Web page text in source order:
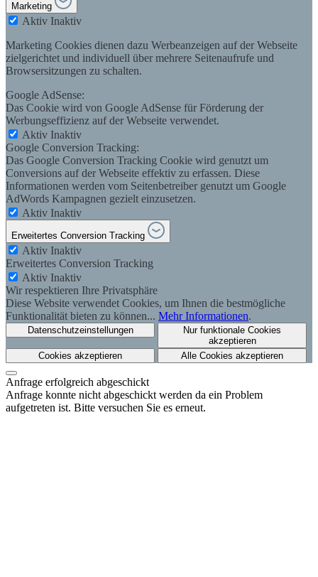
Marketing
Aktiv Inaktiv
Marketing Cookies dienen dazu Werbeanzeigen auf der Webseite
zielgerichtet und individuell über mehrere Seitenaufrufe und
Browsersitzungen zu schalten.
Google AdSense:
Das Cookie wird von Google AdSense für Förderung der
Werbungseffizienz auf der Webseite verwendet.
Aktiv Inaktiv
Google Conversion Tracking:
Das Google Conversion Tracking Cookie wird genutzt um
Conversions auf der Webseite effektiv zu erfassen. Diese
Informationen werden vom Seitenbetreiber genutzt um Google
AdWords Kampagnen gezielt einzusetzen.
Aktiv Inaktiv
Erweitertes Conversion Tracking
Aktiv Inaktiv
Erweitertes Conversion Tracking
Aktiv Inaktiv
Wir respektieren Ihre Privatsphäre
Diese Website verwendet Cookies, um Ihnen die bestmögliche
Funktionalität bieten zu können... Mehr Informationen.
Datenschutzeinstellungen
Nur funktionale Cookies
akzeptieren
Cookies akzeptieren
Alle Cookies akzeptieren
Anfrage erfolgreich abgeschickt
Anfrage konnte nicht abgeschickt werden da ein Problem
aufgetreten ist. Bitte versuchen Sie es erneut.